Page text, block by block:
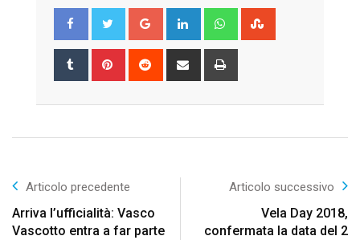
Google+ LinkedIn Whatsapp
Tumblr Pinterest Reddit
Share
Articolo precedente
Arriva l’ufficialità: Vasco
Vascotto entra a far parte
Articolo successivo
Vela Day 2018,
confermata la data del 2